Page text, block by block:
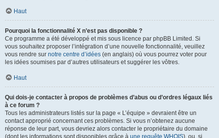
Haut
Pourquoi la fonctionnalité X n’est pas disponible ?
Ce programme a été développé et mis sous licence par phpBB Limited. Si
vous souhaitez proposer l’intégration d’une nouvelle fonctionnalité, veuillez
vous rendre sur notre centre d’idées (en anglais) où vous pourrez voter pour
les idées soumises par d’autres utilisateurs et suggérer les vôtres.
Haut
Qui dois-je contacter à propos de problèmes d’abus ou d’ordres légaux liés
à ce forum ?
Tous les administrateurs listés sur la page « L’équipe » devraient être un
contact approprié concernant ces problèmes. Si vous n’obtenez aucune
réponse de leur part, vous devriez alors contacter le propriétaire du domaine
(dont les informations sont disponibles grâce à une requête WHOIS), ou, si